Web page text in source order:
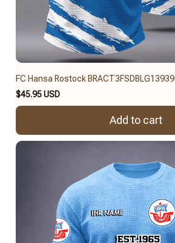
FC Hansa Rostock BRACT3FSDBLG13939
$45.95 USD
Add to cart